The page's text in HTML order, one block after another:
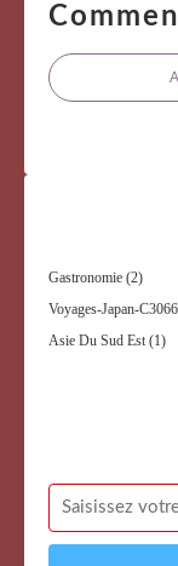
Gastronomie (2)
Voyages-Japan-
Asie Du Sud Est (1)